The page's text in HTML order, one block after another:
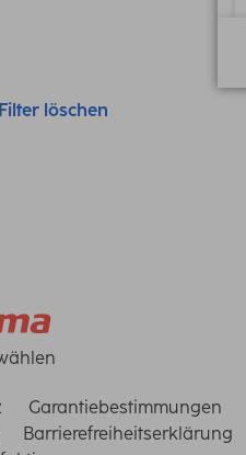
löschen
Garantiebestimmungen
Barrierefreiheitserklärung